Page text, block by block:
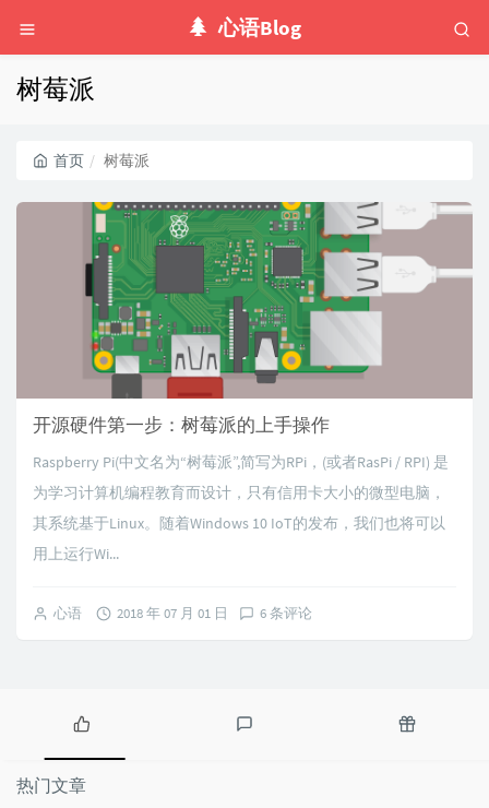
心语Blog
树莓派
首页 树莓派
开源硬件第一步：树莓派的上手操作
Raspberry Pi(中文名为“树莓派”,简写为RPi，(或者RasPi / RPI) 是
为学习计算机编程教育而设计，只有信用卡大小的微型电脑，
其系统基于Linux。随着Windows 10 IoT的发布，我们也将可以
用上运行Wi...
心语 2018 年 07 月 01 日 6 条评论
热
门
文
热门文章